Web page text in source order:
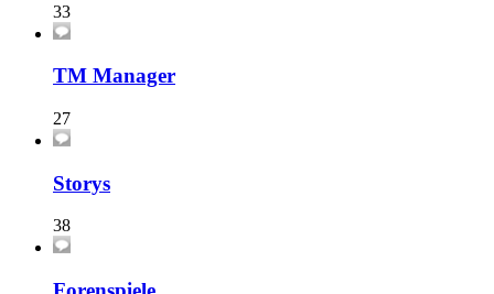
33
TM Manager
27
Storys
38